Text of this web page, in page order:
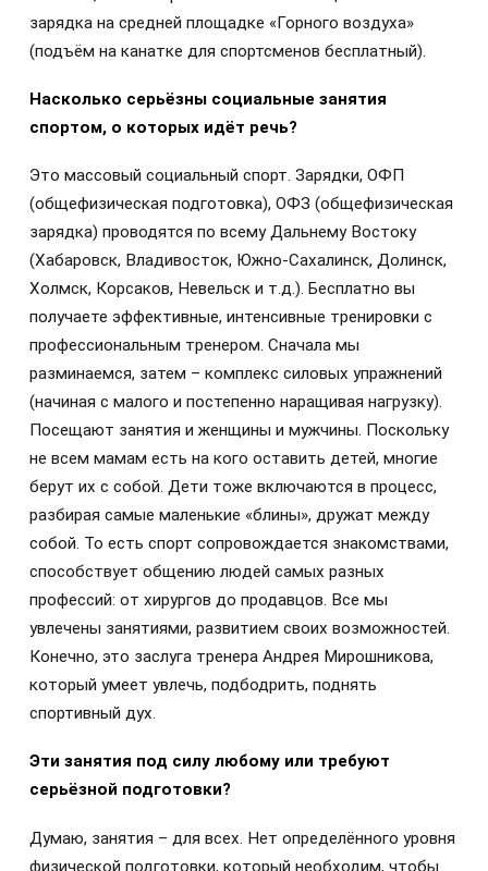
зарядка на средней площадке «Горного воздуха»
(подъём на канатке для спортсменов бесплатный).
Насколько серьёзны социальные занятия
спортом, о которых идёт речь?
Это массовый социальный спорт. Зарядки, ОФП
(общефизическая подготовка), ОФЗ (общефизическая
зарядка) проводятся по всему Дальнему Востоку
(Хабаровск, Владивосток, Южно-Сахалинск, Долинск,
Холмск, Корсаков, Невельск и т.д.). Бесплатно вы
получаете эффективные, интенсивные тренировки с
профессиональным тренером. Сначала мы
разминаемся, затем – комплекс силовых упражнений
(начиная с малого и постепенно наращивая нагрузку).
Посещают занятия и женщины и мужчины. Поскольку
не всем мамам есть на кого оставить детей, многие
берут их с собой. Дети тоже включаются в процесс,
разбирая самые маленькие «блины», дружат между
собой. То есть спорт сопровождается знакомствами,
способствует общению людей самых разных
профессий: от хирургов до продавцов. Все мы
увлечены занятиями, развитием своих возможностей.
Конечно, это заслуга тренера Андрея Мирошникова,
который умеет увлечь, подбодрить, поднять
спортивный дух.
Эти занятия под силу любому или требуют
серьёзной подготовки?
Думаю, занятия – для всех. Нет определённого уровня
физической подготовки, который необходим, чтобы